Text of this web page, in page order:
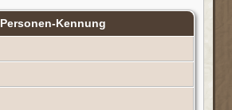
Personen-Kennung